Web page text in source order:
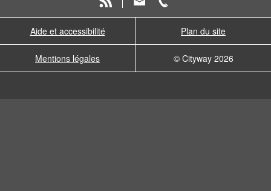
Aide et accessibilité Plan du site
Mentions légales © Cityway 2026